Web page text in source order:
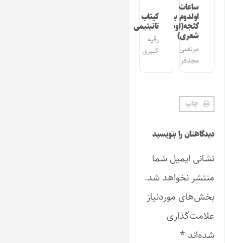
ساعات
اولدوم بیر
گئجه(اوشاق
شعری)
مرتضی
مجدفر
کیتاب
تانیتیمی
رقیه
کبیری
چاپ
دیدگاهتان را بنویسید
نشانی ایمیل شما
منتشر نخواهد شد.
بخش‌های موردنیاز
علامت‌گذاری
شده‌اند *